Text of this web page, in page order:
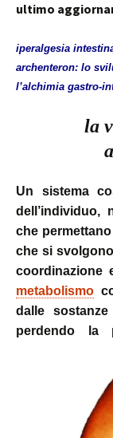
ultimo
iperalgesia
archenteron: lo
l’alchimia gastro-
la
Un sistema
dell’individuo,
che
che si
coordinazione
metabolismo
dalle sostanze
perdendo la